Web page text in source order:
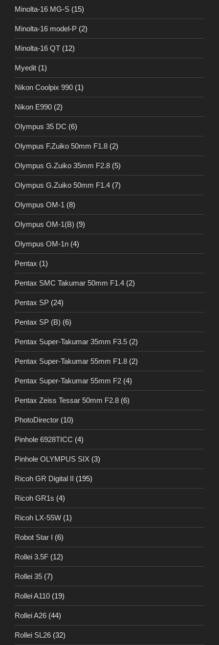
Minolta-16 MG-S (15)
Minolta-16 model-P (2)
Minolta-16 QT (12)
Myedit (1)
Nikon Coolpix 990 (1)
Nikon E990 (2)
Olympus 35 DC (6)
Olympus F.Zuiko 50mm F1.8 (2)
Olympus G.Zuiko 35mm F2.8 (5)
Olympus G.Zuiko 50mm F1.4 (7)
Olympus OM-1 (8)
Olympus OM-1(B) (9)
Olympus OM-1n (4)
Pentax (1)
Pentax SMC Takumar 50mm F1.4 (2)
Pentax SP (24)
Pentax SP (B) (6)
Pentax Super-Takumar 35mm F3.5 (2)
Pentax Super-Takumar 55mm F1.8 (2)
Pentax Super-Takumar 55mm F2 (4)
Pentax Zeiss Tessar 50mm F2.8 (6)
PhotoDirector (10)
Pinhole 6928TICC (4)
Pinhole OLYMPUS SIX (3)
Ricoh GR Digital II (195)
Ricoh GR1s (4)
Ricoh LX-55W (1)
Robot Star I (6)
Rollei 3.5F (12)
Rollei 35 (7)
Rollei A110 (19)
Rollei A26 (44)
Rollei SL26 (32)